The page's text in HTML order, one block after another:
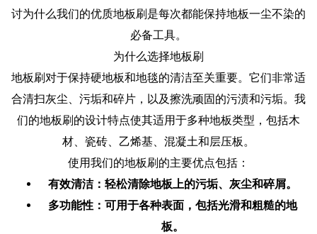
讨为什么我们的优质地板刷是每次都能保持地板一尘不染的
必备工具。
为什么选择地板刷
地板刷对于保持硬地板和地毯的清洁至关重要。它们非常适
合清扫灰尘、污垢和碎片，以及擦洗顽固的污渍和污垢。我
们的地板刷的设计特点使其适用于多种地板类型，包括木
材、瓷砖、乙烯基、混凝土和层压板。
使用我们的地板刷的主要优点包括：
有效清洁：轻松清除地板上的污垢、灰尘和碎屑。
多功能性：可用于各种表面，包括光滑和粗糙的地
板。